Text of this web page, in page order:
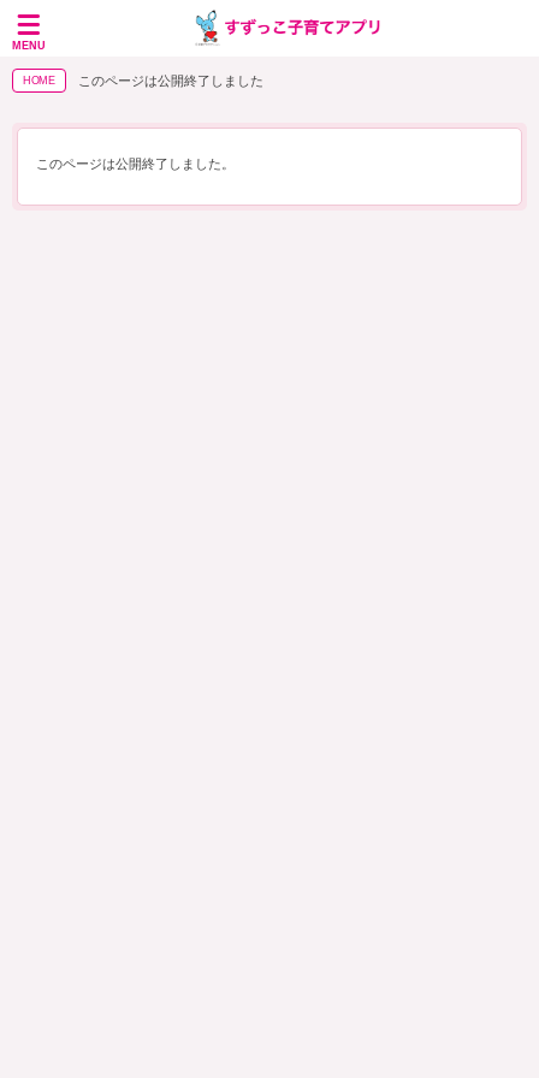
MENU
HOME このページは公開終了しました
このページは公開終了しました。